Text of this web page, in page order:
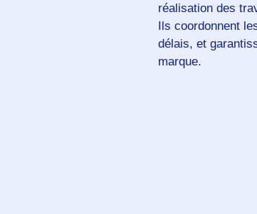
réalisation des
Ils coordonnent
délais, et
marque.